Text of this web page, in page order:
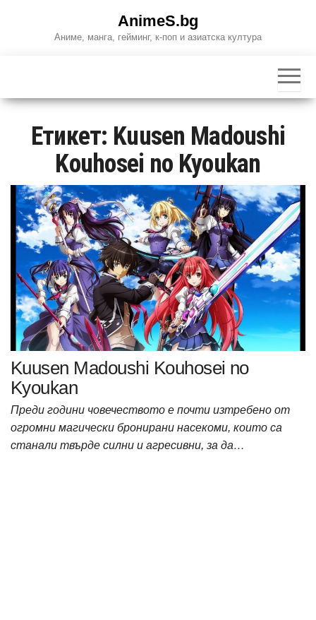
AnimeS.bg
Аниме, манга, гейминг, к-поп и азиатска култура
Етикет: Kuusen Madoushi
Kouhosei no Kyoukan
Kuusen Madoushi Kouhosei no
Kyoukan
Преди години човечеството е почти изтребено от
огромни магически бронирани насекоми, които са
станали твърде силни и агресивни, за да…